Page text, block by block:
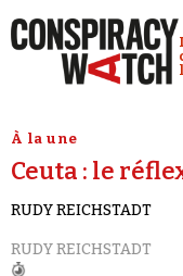
À la une
Ceuta : le
RUDY REICHSTADT
RUDY REICHSTADT